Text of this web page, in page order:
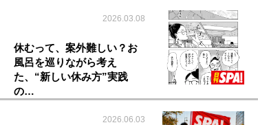
2026.03.08
休むって、案外難しい？お
風呂を巡りながら考え
た、“新しい休み方”実践
の…
2026.06.03